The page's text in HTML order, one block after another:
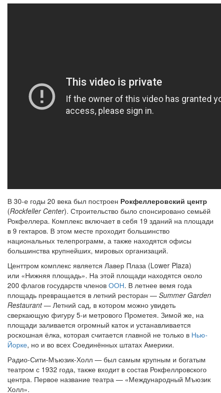
В 30-е годы 20 века был построен Рокфеллеровский центр
(Rockfeller Center). Строительство было спонсировано семьёй
Рокфеллера. Комплекс включает в себя 19 зданий на площади
в 9 гектаров. В этом месте проходит большинство
национальных телепрограмм, а также находятся офисы
большинства крупнейших, мировых организаций.
Центтром комплекс является Лавер Плаза (Lower Plaza)
или «Нижняя площадь». На этой площади находятся около
200 флагов государств членов ООН. В летнее вемя года
площадь превращается в летний ресторан — Summer Garden
Restaurant— Летний сад, в котором можно увидеть
сверкающую фигуру 5-и метрового Прометея. Зимой же, на
площади заливается огромный каток и устанавливается
роскошная ёлка, которая считается главной не только в Нью-
Йорке, но и во всех Соединённых штатах Америки.
Радио-Сити-Мъюзик-Холл — был самым крупным и богатым
театром с 1932 года, также входит в состав Рокфеллровского
центра. Первое название театра — «Международный Мъюзик
Холл».